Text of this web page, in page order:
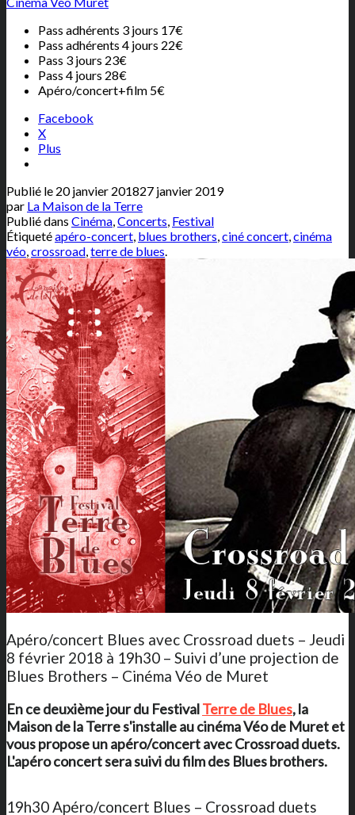
Pass adhérents 3 jours 17€
Pass adhérents 4 jours 22€
Pass 3 jours 23€
Pass 4 jours 28€
Apéro/concert+film 5€
Facebook
X
Plus
Publié le 20 janvier 201827 janvier 2019
par La Maison de la Terre
Publié dans Cinéma,Concerts, Festival
Étiquetéapéro-concert, blues brothers,ciné concert,cinéma
véo,crossroad,terre de blues.
Apéro/concert Blues avec Crossroad duets – Jeudi
8 février 2018 à 19h30 – Suivi d’une projection de
Blues Brothers – Cinéma Véo de Muret
En ce deuxième jour du FestivalTerre de Blues,la
Maison de la Terres'installe au cinéma Véo de Muret et
vous propose un apéro/concert avec Crossroad duets.
L'apéro concert sera suivi du film des Blues brothers.
19h30 Apéro/concert Blues – Crossroad duets